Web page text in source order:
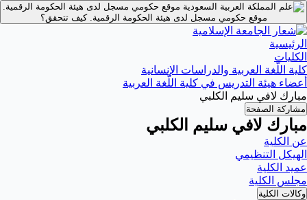
موقع حكومي مسجل لدى هيئة الحكومة الرقمية.
موقع حكومي مسجل لدى هيئة الحكومة الرقمية.كيف تتحقق؟
الرئيسية
الكليات
كلية اللّغة العربية والدراسات الإنسانية
أعضاء هيئة التدريس في كلية اللّغة العربية
مبارك لافي سليم الكلبي
مشاركة الصفحة
مبارك لافي سليم الكلبي
عن الكلية
الهيكل التنظيمي
عميد الكلية
مجلس الكلية
وكالات الكلية